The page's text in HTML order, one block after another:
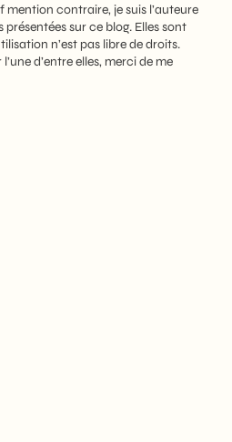
mention contraire, je suis l’auteure
sur ce blog. Elles sont
n’est pas libre de droits.
d’entre elles, merci de me